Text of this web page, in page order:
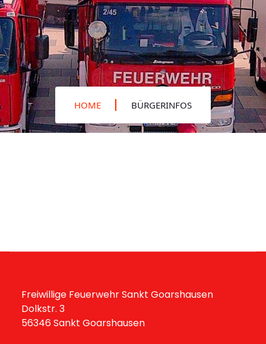
HOME BÜRGERINFOS
Freiwillige Feuerwehr Sankt Goarshausen
Dolkstr. 3
56346 Sankt Goarshausen